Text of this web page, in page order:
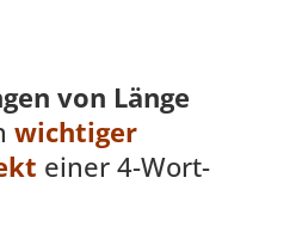
von Länge
wichtiger
einer 4-Wort-